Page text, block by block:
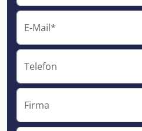
E-Mail*
Telefon
Firma